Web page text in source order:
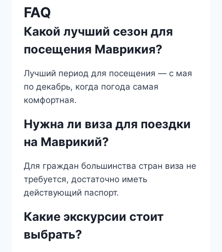
FAQ
Какой лучший сезон для
посещения Маврикия?
Лучший период для посещения — с мая
по декабрь, когда погода самая
комфортная.
Нужна ли виза для поездки
на Маврикий?
Для граждан большинства стран виза не
требуется, достаточно иметь
действующий паспорт.
Какие экскурсии стоит
выбрать?